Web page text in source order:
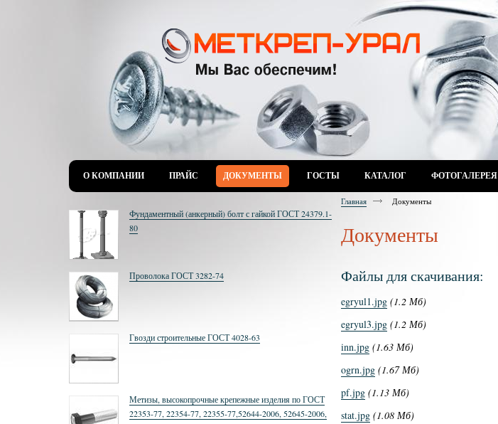
О КОМПАНИИ ПРАЙС ДОКУМЕНТЫ ГОСТЫ КАТАЛОГ ФОТОГАЛЕРЕЯ
Фундаментный (анкерный) болт с гайкой ГОСТ 24379.1-
80
Проволока ГОСТ 3282-74
Гвозди строительные ГОСТ 4028-63
Метизы, высокопрочные крепежные изделия по ГОСТ
22353-77, 22354-77, 22355-77,52644-2006, 52645-2006,
Главная Документы
Документы
Файлы для скачивания:
egryul1.jpg (1.2 Мб)
egryul3.jpg (1.2 Мб)
inn.jpg (1.63 Мб)
ogrn.jpg (1.67 Мб)
pf.jpg (1.13 Мб)
stat.jpg (1.08 Мб)